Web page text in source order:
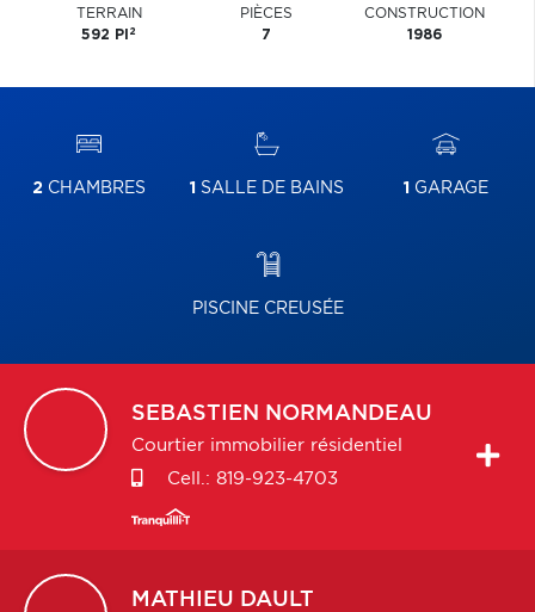
TERRAIN
592 PI 2
PIÈCES
7
CONSTRUCTION
1986
2 CHAMBRES 1 SALLE DE BAINS 1 GARAGE
PISCINE CREUSÉE
SEBASTIEN NORMANDEAU
Courtier immobilier résidentiel
Cell.: 819-923-4703
MATHIEU DAULT